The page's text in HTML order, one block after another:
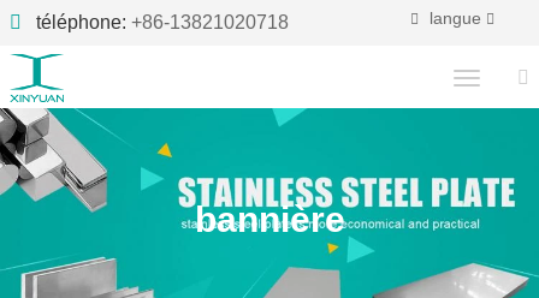
téléphone: +86-13821020718 langue
bannière